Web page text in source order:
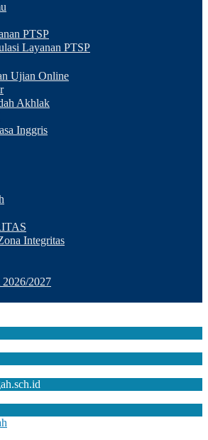
PTSP
Layanan PTSP
Ujian Online
Akhlak
Inggris
Integritas
2027